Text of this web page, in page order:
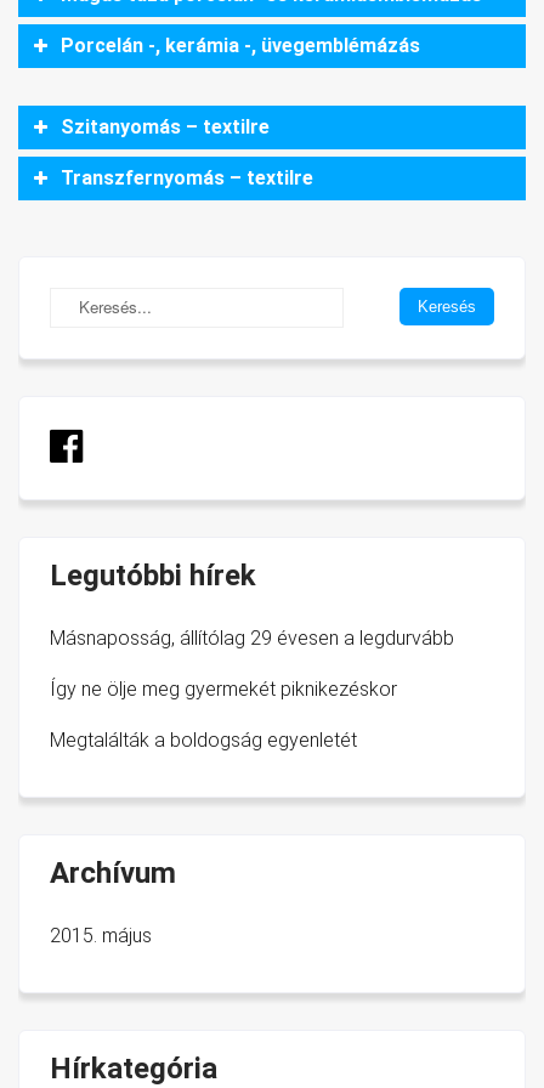
az ÁFA-t nem tartalmazzák
Porcelán -, kerámia -, üvegemblémázás
kérje egyedi
Szitanyomás – textilre
kérje egyedi
Transzfernyomás – textilre
az ÁFA-t nem tartalmazzák
árajánlatunkat
Legutóbbi hírek
Másnaposság, állítólag 29 évesen a legdurvább
Így ne ölje meg gyermekét piknikezéskor
Megtalálták a boldogság egyenletét
Archívum
2015. május
Hírkategória